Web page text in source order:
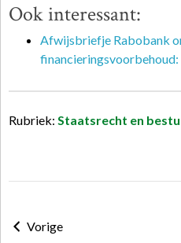
Ook interessant:
Afwijsbriefje Rabobank
Rubriek: Staatsrecht en
Vorige